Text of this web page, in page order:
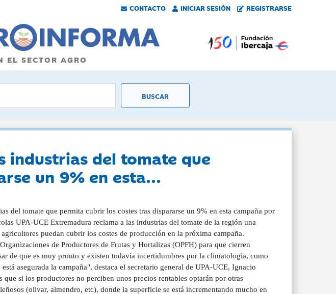
CONTACTO INICIAR SESIÓN REGISTRARSE
EL SECTOR AGRO
industrias del tomate que
un 9% en esta...
del tomate que permita cubrir los costes tras dispararse un 9% en esta campaña por
UPA-UCE Extremadura reclama a las industrias del tomate de la región una
puedan cubrir los costes de producción en la próxima campaña.
de Productores de Frutas y Hortalizas (OPFH) para que cierren
de que es muy pronto y existen todavía incertidumbres por la climatología, como
asegurada la campaña", destaca el secretario general de UPA-UCE, Ignacio
si los productores no perciben unos precios rentables optarán por otras
(olivar, almendro, etc), donde la superficie se está incrementando mucho en